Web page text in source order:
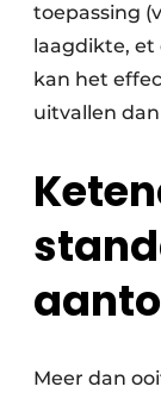
toepassing
laagdikte, et
kan het
uitvallen
Meer dan